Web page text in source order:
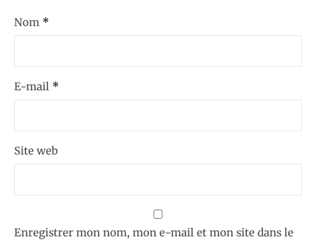
Nom *
E-mail *
Site web
Enregistrer mon nom, mon e-mail et mon site dans le